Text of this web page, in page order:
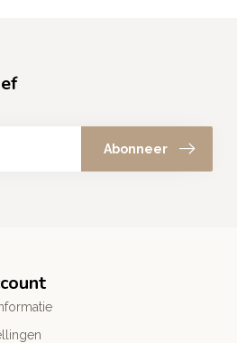
Abonneer